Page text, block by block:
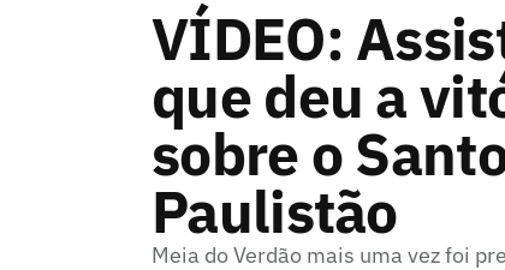
VÍDEO:
que deu a
sobre o
Paulistão
Meia do Verdão mais uma vez foi